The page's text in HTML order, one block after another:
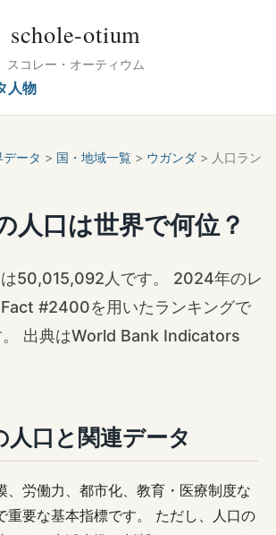
schole-otium
スコレー・オーティウム
人物
データ > 国・地域一覧 > ウガンダ > 人口ラン
人口は世界で何位？
50,015,092人です。 2024年のレ
#2400を用いたランキングで
。 出典はWorld Bank Indicators
人口と関連データ
、労働力、都市化、教育・医療制度な
重要な基本指標です。 ただし、人口の